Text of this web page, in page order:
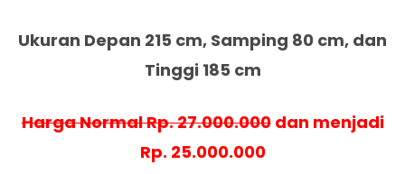
Ukuran Depan 215 cm, Samping 80 cm, dan
Tinggi 185 cm
Harga Normal Rp. 27.000.000dan menjadi
Rp. 25.000.000